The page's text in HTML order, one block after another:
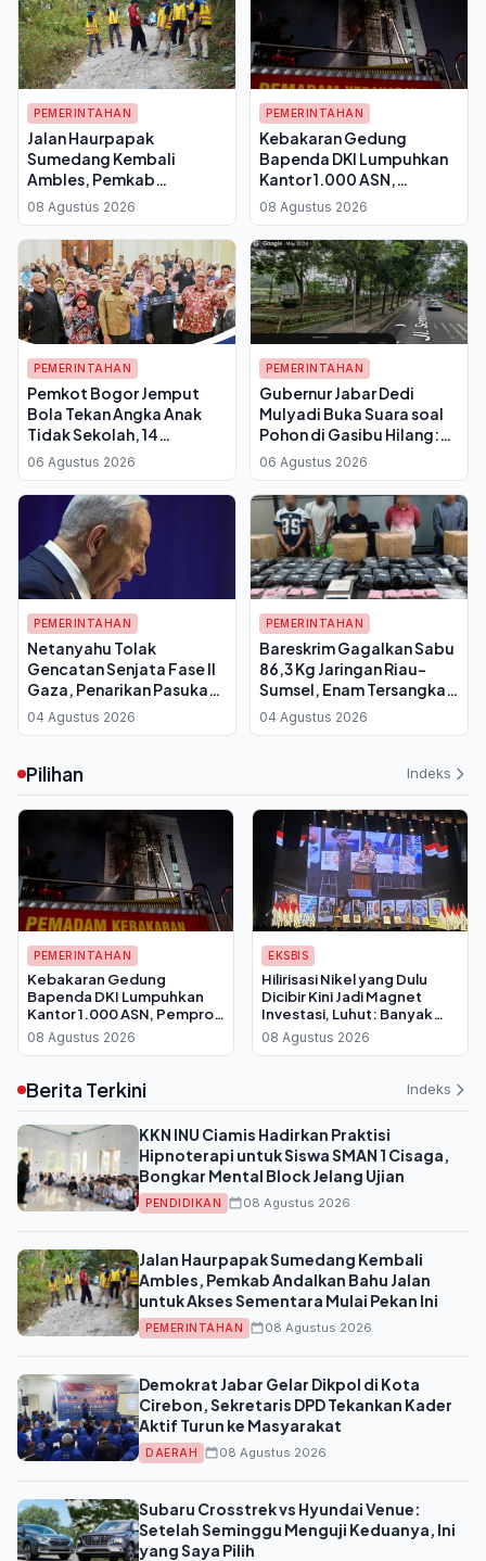
PEMERINTAHAN
Jalan Haurpapak
Sumedang Kembali
Ambles, Pemkab
Andalkan Bahu Jalan
untuk Akses Sementara
Mulai Pekan Ini
08 Agustus 2026
PEMERINTAHAN
Kebakaran Gedung
Bapenda DKI Lumpuhkan
Kantor 1.000 ASN,
Pemprov Berlakukan WFH
Bergantian
08 Agustus 2026
PEMERINTAHAN
Pemkot Bogor Jemput
Bola Tekan Angka Anak
Tidak Sekolah, 14
Kelurahan Belum Punya
PKBM
06 Agustus 2026
PEMERINTAHAN
Gubernur Jabar Dedi
Mulyadi Buka Suara soal
Pohon di Gasibu Hilang:
Angsana Kecil Diganti 50
Pohon Asem Jawa
06 Agustus 2026
PEMERINTAHAN
Netanyahu Tolak
Gencatan Senjata Fase II
Gaza, Penarikan Pasukan
Israel Batal Dilakukan
04 Agustus 2026
PEMERINTAHAN
Bareskrim Gagalkan Sabu
86,3 Kg Jaringan Riau-
Sumsel, Enam Tersangka
dan Dua DPO
04 Agustus 2026
Pilihan Indeks
PEMERINTAHAN
Kebakaran Gedung
Bapenda DKI Lumpuhkan
Kantor 1.000 ASN, Pemprov
Berlakukan WFH Bergantian
08 Agustus 2026
EKSBIS
Hilirisasi Nikel yang Dulu
Dicibir Kini Jadi Magnet
Investasi, Luhut: Banyak
yang Antre Temui Bahlil
08 Agustus 2026
Berita Terkini Indeks
KKN INU Ciamis Hadirkan Praktisi
Hipnoterapi untuk Siswa SMAN 1 Cisaga,
Bongkar Mental Block Jelang Ujian
PENDIDIKAN 08 Agustus 2026
Jalan Haurpapak Sumedang Kembali
Ambles, Pemkab Andalkan Bahu Jalan
untuk Akses Sementara Mulai Pekan Ini
PEMERINTAHAN 08 Agustus 2026
Demokrat Jabar Gelar Dikpol di Kota
Cirebon, Sekretaris DPD Tekankan Kader
Aktif Turun ke Masyarakat
DAERAH 08 Agustus 2026
Subaru Crosstrek vs Hyundai Venue:
Setelah Seminggu Menguji Keduanya, Ini
yang Saya Pilih